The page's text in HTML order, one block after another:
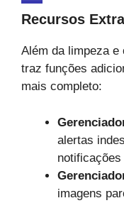
Recursos
Além da limpeza e
traz funções
mais completo:
alertas
imagens